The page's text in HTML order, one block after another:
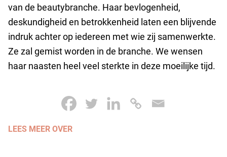
van de beautybranche. Haar bevlogenheid,
deskundigheid en betrokkenheid laten een blijvende
indruk achter op iedereen met wie zij samenwerkte.
Ze zal gemist worden in de branche. We wensen
haar naasten heel veel sterkte in deze moeilijke tijd.
LEES MEER OVER